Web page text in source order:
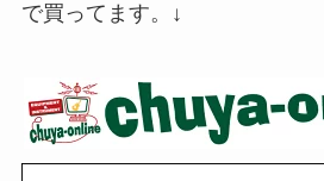
で買ってます。↓